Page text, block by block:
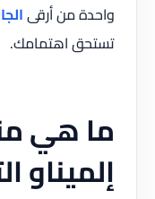
واحدة من أرقى
تستحق اهتمامك.
ما هي
إلميناو